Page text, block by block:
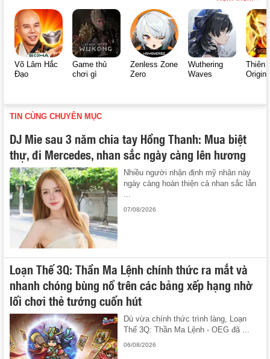
Võ Lâm Hắc
Đạo
Game thủ
chơi gì
Zenless Zone
Zero
Wuthering
Waves
Thiên
Origin
TIN CÙNG CHUYÊN MỤC
DJ Mie sau 3 năm chia tay Hồng Thanh: Mua biệt
thự, đi Mercedes, nhan sắc ngày càng lên hương
Nhiều người nhận định mỹ nhân này
ngày càng hoàn thiện cả nhan sắc lẫn
07/08/2026
Loạn Thế 3Q: Thần Ma Lệnh chính thức ra mắt và
nhanh chóng bùng nổ trên các bảng xếp hạng nhờ
lối chơi thẻ tướng cuốn hút
Dù vừa chính thức trình làng, Loạn
Thế 3Q: Thần Ma Lệnh - OEG đã ...
06/08/2026